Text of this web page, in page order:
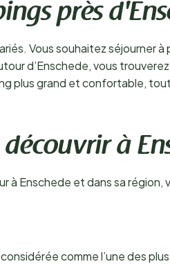
près
Vous souhaitez séjourner
d’Enschede, vous
plus grand et confortable,
à
Enschede et dans sa région,
comme l’une des